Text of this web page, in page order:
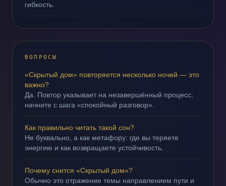
гибкость.
ВОПРОСЫ
«Скрытый дом» повторяется несколько ночей — это
важно?
Да. Повтор указывает на незавершённый процесс;
начните с шага «спокойный разговор».
Как правильно читать такой сон?
Не буквально, а как метафору: где вы теряете
энергию и как возвращаете устойчивость.
Почему снится «Скрытый дом»?
Обычно это отражение темы направлением пути и